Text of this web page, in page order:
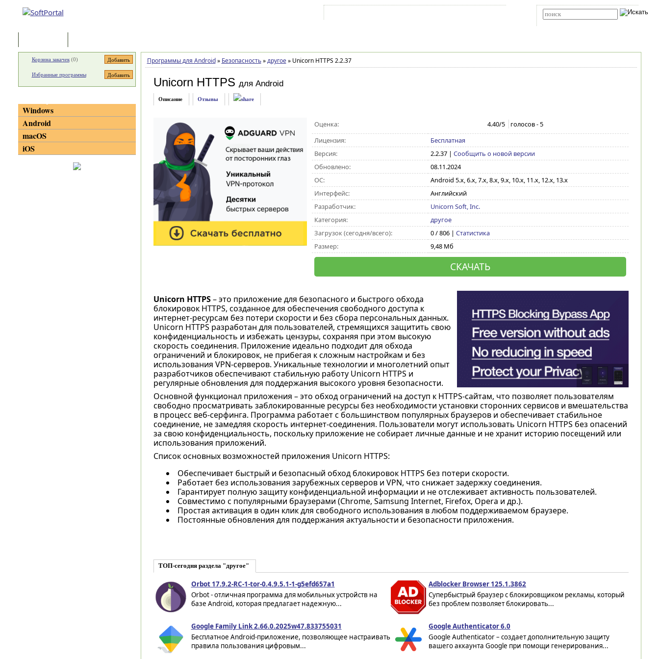
Программы для Android » Безопасность » другое »Unicorn HTTPS 2.2.37
Unicorn HTTPS для Android
Описание Отзывы
Оценка: 4.40/5 голосов -5
Лицензия:
Бесплатная
Версия:
2.2.37| Сообщить о новой версии
Обновлено:
08.11.2024
ОС:
Android 5.x, 6.x, 7.x, 8.x, 9.x, 10.x, 11.x, 12.x, 13.x
Интерфейс:
Английский
Разработчик:
Unicorn Soft, Inc.
Категория:
другое
Загрузок (сегодня/всего):
0 / 806 | Статистика
Размер:
9,48 Мб
СКАЧАТЬ
Unicorn HTTPS– это приложение для безопасного и быстрого обхода
блокировок HTTPS, созданное для обеспечения свободного доступа к
интернет-ресурсам без потери скорости и без сбора персональных данных.
Unicorn HTTPS разработан для пользователей, стремящихся защитить свою
конфиденциальность и избежать цензуры, сохраняя при этом высокую
скорость соединения. Приложение идеально подходит для обхода
ограничений и блокировок, не прибегая к сложным настройкам и без
использования VPN-серверов. Уникальные технологии и многолетний опыт
разработчиков обеспечивают стабильную работу Unicorn HTTPS и
регулярные обновления для поддержания высокого уровня безопасности.
Основной функционал приложения – это обход ограничений на доступ к HTTPS-сайтам, что позволяет пользователям
свободно просматривать заблокированные ресурсы без необходимости установки сторонних сервисов и вмешательства
в процесс веб-серфинга. Программа работает с большинством популярных браузеров и обеспечивает стабильное
соединение, не замедляя скорость интернет-соединения. Пользователи могут использовать Unicorn HTTPS без опасений
за свою конфиденциальность, поскольку приложение не собирает личные данные и не хранит историю посещений или
использования приложений.
Список основных возможностей приложения Unicorn HTTPS:
Обеспечивает быстрый и безопасный обход блокировок HTTPS без потери скорости.
Работает без использования зарубежных серверов и VPN, что снижает задержку соединения.
Гарантирует полную защиту конфиденциальной информации и не отслеживает активность пользователей.
Совместимо с популярными браузерами (Chrome, Samsung Internet, Firefox, Opera и др.).
Простая активация в один клик для свободного использования в любом поддерживаемом браузере.
Постоянные обновления для поддержания актуальности и безопасности приложения.
ТОП-сегодня раздела "другое"
Orbot 17.9.2-RC-1-tor-0.4.9.5.1-1-g5efd657a1
Orbot - отличная программа для мобильных устройств на
базе Android, которая предлагает надежную...
Adblocker Browser 125.1.3862
Супербыстрый браузер с блокировщиком рекламы, который
без проблем позволяет блокировать...
Google Family Link 2.66.0.2025w47.833755031
Бесплатное Android-приложение, позволяющее настраивать
правила пользования цифровым...
Google Authenticator 6.0
Google Authenticator – создает дополнительную защиту
вашего аккаунта Google при помощи генерирования...
Корзина закачек(0)
Избранные программы
Windows
Android
macOS
iOS